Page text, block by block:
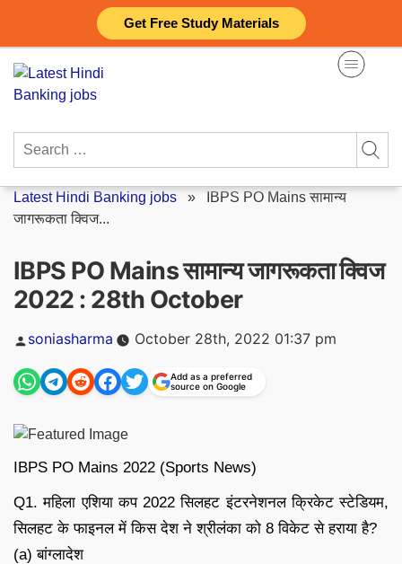
Get Free Study Materials
content
Search
Latest Hindi Banking jobs »
IBPS PO Mains सामान्य
जागरूकता क्विज...
IBPS PO Mains सामान्य जागरूकता क्विज
2022 : 28th October
Posted
soniasharma October 28th, 2022 01:37 pm
Add as a preferred
source on Google
IBPS PO Mains 2022 (Sports News)
Q1. महिला एशिया कप 2022 सिलहट इंटरनेशनल क्रिकेट स्टेडियम,
सिलहट के फाइनल में किस देश ने श्रीलंका को 8 विकेट से हराया है?
(a) बांग्लादेश